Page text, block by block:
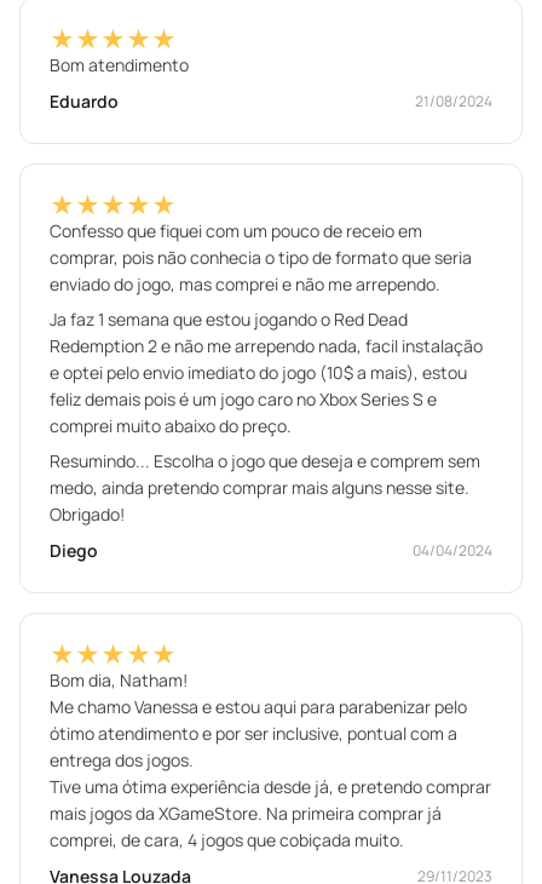
★★★★★
Bom atendimento
Eduardo
21/08/2024
★★★★★
Confesso que fiquei com um pouco de receio em
comprar, pois não conhecia o tipo de formato que seria
enviado do jogo, mas comprei e não me arrependo.
Ja faz 1 semana que estou jogando o Red Dead
Redemption 2 e não me arrependo nada, facil instalação
e optei pelo envio imediato do jogo (10$ a mais), estou
feliz demais pois é um jogo caro no Xbox Series S e
comprei muito abaixo do preço.
Resumindo... Escolha o jogo que deseja e comprem sem
medo, ainda pretendo comprar mais alguns nesse site.
Obrigado!
Diego
04/04/2024
★★★★★
Bom dia, Natham!
Me chamo Vanessa e estou aqui para parabenizar pelo
ótimo atendimento e por ser inclusive, pontual com a
entrega dos jogos.
Tive uma ótima experiência desde já, e pretendo comprar
mais jogos da XGameStore. Na primeira comprar já
comprei, de cara, 4 jogos que cobiçada muito.
Vanessa Louzada
29/11/2023